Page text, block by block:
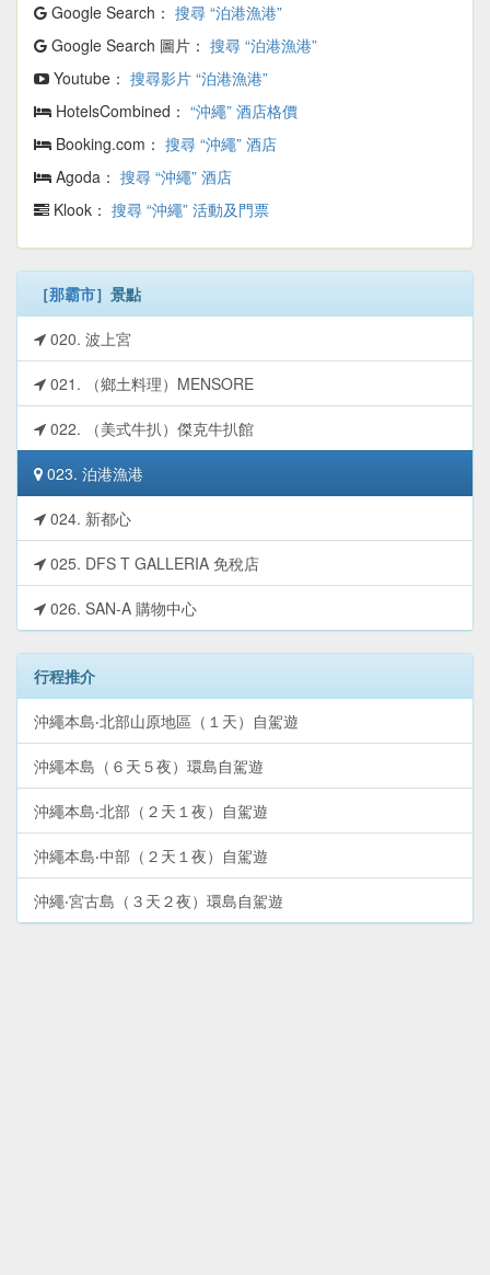
Google Search： 搜尋 “泊港漁港”
Google Search 圖片： 搜尋 “泊港漁港”
Youtube： 搜尋影片 “泊港漁港”
HotelsCombined： “沖繩” 酒店格價
Booking.com： 搜尋 “沖繩” 酒店
Agoda： 搜尋 “沖繩” 酒店
Klook： 搜尋 “沖繩” 活動及門票
［那霸市］景點
020. 波上宮
021. （鄉土料理）MENSORE
022. （美式牛扒）傑克牛扒館
023. 泊港漁港
024. 新都心
025. DFS T GALLERIA 免稅店
026. SAN-A 購物中心
行程推介
沖繩本島‧北部山原地區（１天）自駕遊
沖繩本島（６天５夜）環島自駕遊
沖繩本島‧北部（２天１夜）自駕遊
沖繩本島‧中部（２天１夜）自駕遊
沖繩‧宮古島（３天２夜）環島自駕遊